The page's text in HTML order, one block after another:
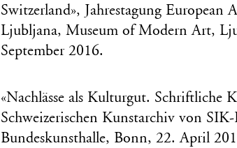
Switzerland», Jahrestagung European
Ljubljana, Museum of Modern Art,
September 2016.
«Nachlässe als Kulturgut. Schriftliche
Schweizerischen Kunstarchiv von SIK-
Bundeskunsthalle, Bonn, 22. April